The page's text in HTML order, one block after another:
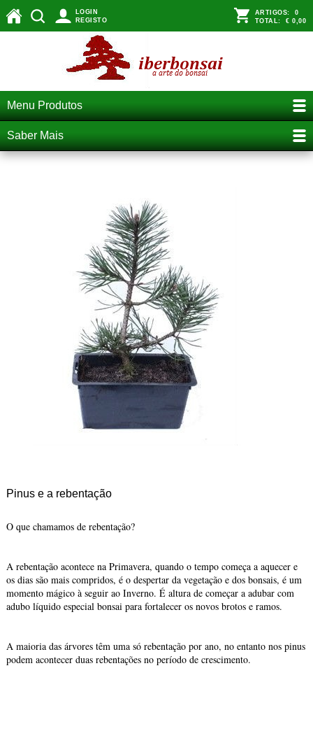
LOGIN
REGISTO
ARTIGOS: 0
TOTAL: € 0,00
Menu Produtos
Saber Mais
Pinus e a rebentação
O que chamamos de rebentação?
A rebentação acontece na Primavera, quando o tempo começa a aquecer e
os dias são mais compridos, é o despertar da vegetação e dos bonsais, é um
momento mágico à seguir ao Inverno. É altura de começar a adubar com
adubo líquido especial bonsai para fortalecer os novos brotos e ramos.
A maioria das árvores têm uma só rebentação por ano, no entanto nos pinus
podem acontecer duas rebentações no período de crescimento.